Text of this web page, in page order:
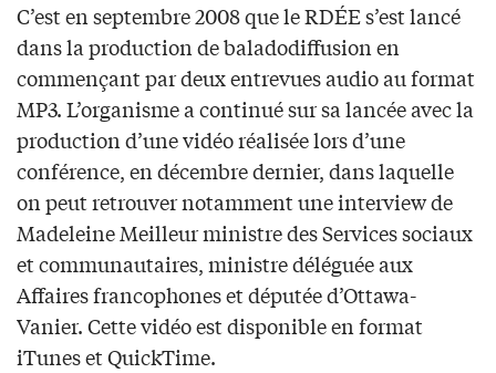
C’est en septembre 2008 que le RDÉE s’est lancé
dans la production de baladodiffusion en
commençant par deux entrevues audio au format
MP3. L’organisme a continué sur sa lancée avec la
production d’une vidéo réalisée lors d’une
conférence, en décembre dernier, dans laquelle
on peut retrouver notamment une interview de
Madeleine Meilleur ministre des Services sociaux
et communautaires, ministre déléguée aux
Affaires francophones et députée d’Ottawa-
Vanier. Cette vidéo est disponible en format
iTunes et QuickTime.